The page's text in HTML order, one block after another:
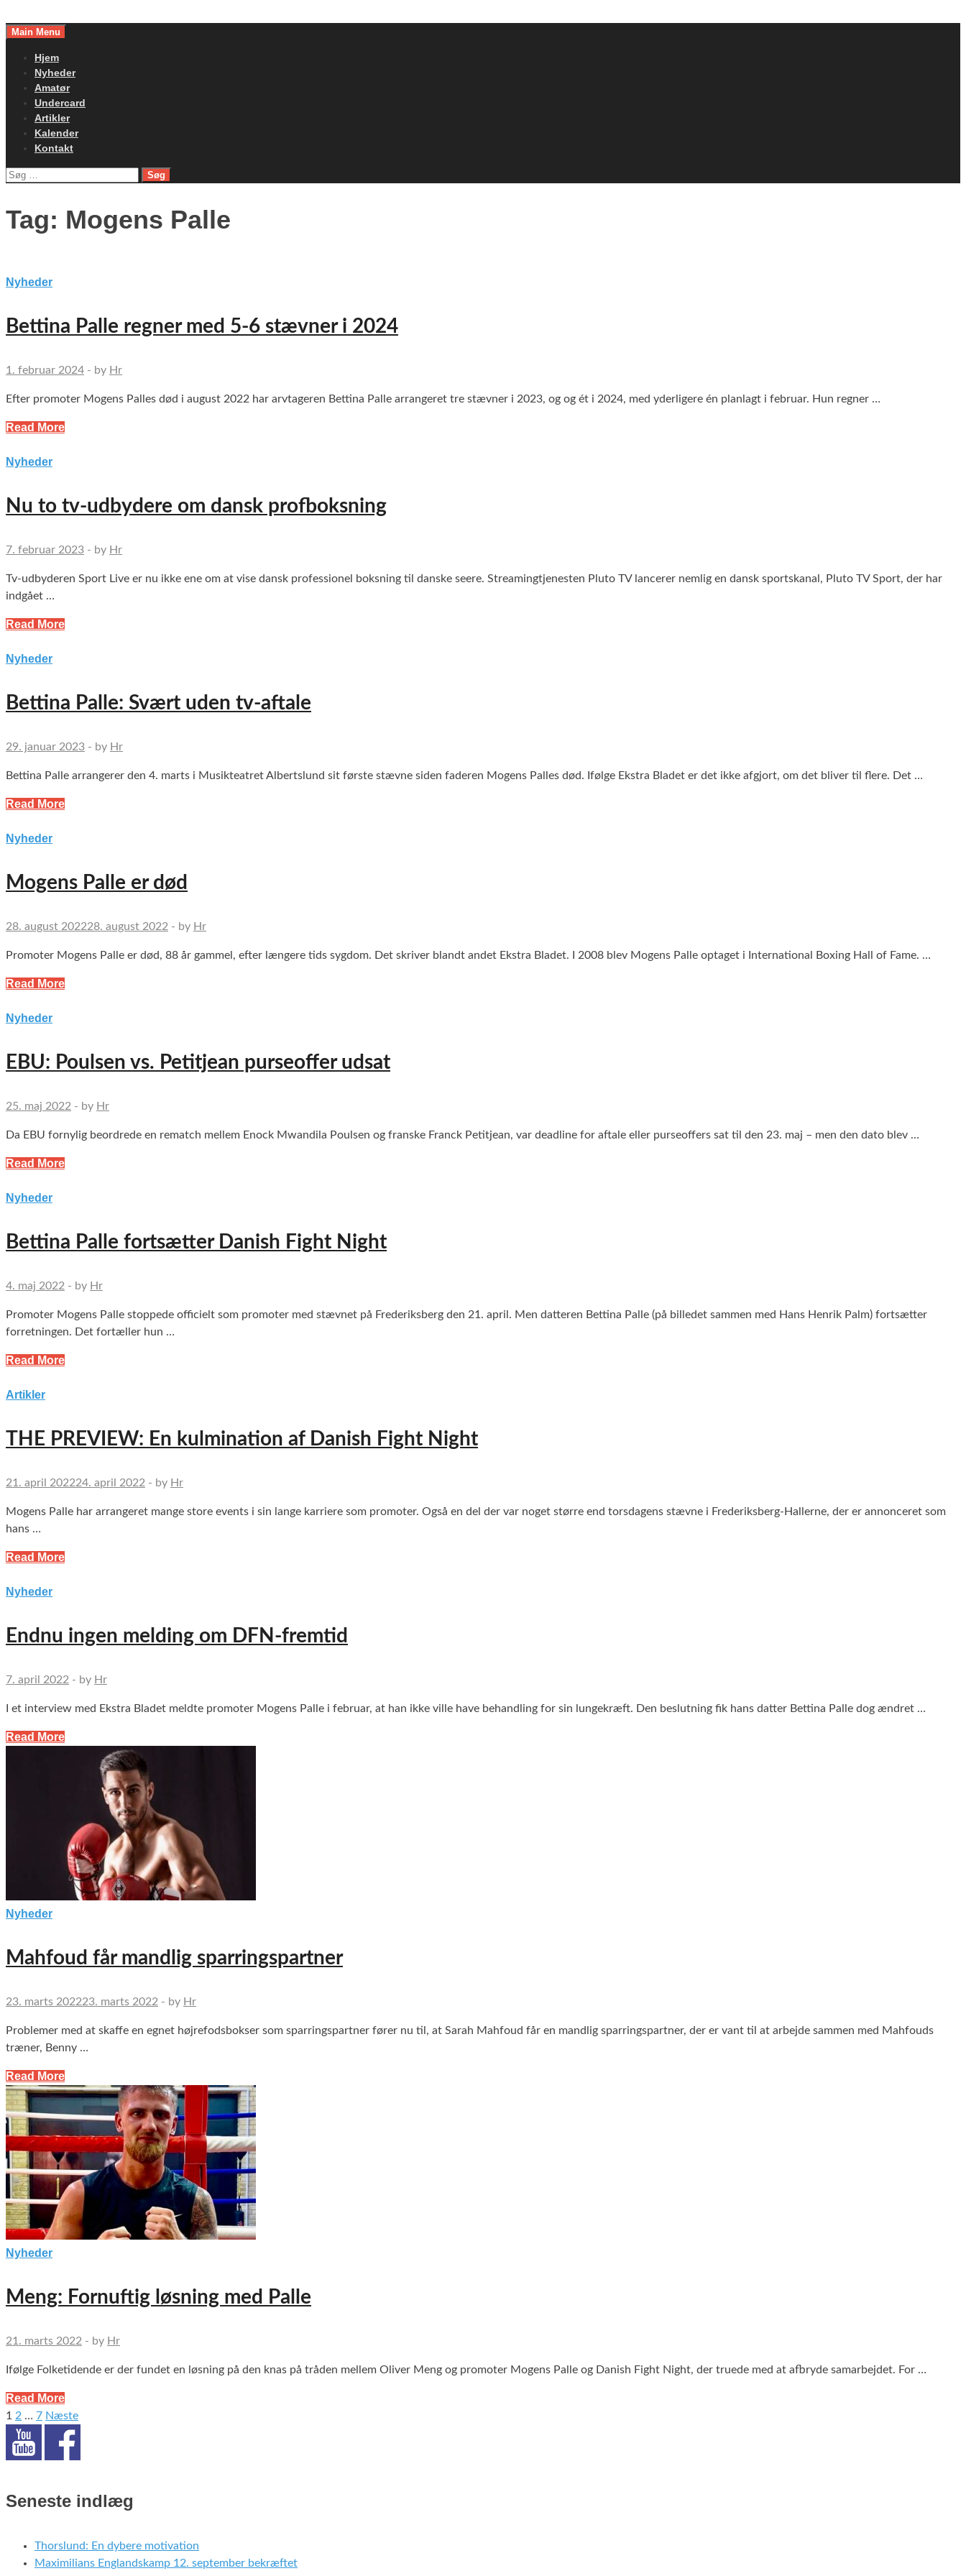
toMain Menu
Hjem
Nyheder
Amatør
Undercard
Artikler
Kalender
Kontakt
Søg
Tag: Mogens Palle
Nyheder
Bettina Palle regner med 5-6 stævner i 2024
1. februar 2024 - by Hr
Efter promoter Mogens Palles død i august 2022 har arvtageren Bettina Palle arrangeret tre stævner i 2023, og og ét i 2024, med yderligere én planlagt i februar. Hun regner …
Read More
Nyheder
Nu to tv-udbydere om dansk profboksning
7. februar 2023 - by Hr
Tv-udbyderen Sport Live er nu ikke ene om at vise dansk professionel boksning til danske seere. Streamingtjenesten Pluto TV lancerer nemlig en dansk sportskanal, Pluto TV Sport, der har
indgået …
Read More
Nyheder
Bettina Palle: Svært uden tv-aftale
29. januar 2023 - by Hr
Bettina Palle arrangerer den 4. marts i Musikteatret Albertslund sit første stævne siden faderen Mogens Palles død. Ifølge Ekstra Bladet er det ikke afgjort, om det bliver til flere. Det …
Read More
Nyheder
Mogens Palle er død
28. august 202228. august 2022 - by Hr
Promoter Mogens Palle er død, 88 år gammel, efter længere tids sygdom. Det skriver blandt andet Ekstra Bladet. I 2008 blev Mogens Palle optaget i International Boxing Hall of Fame. …
Read More
Nyheder
EBU: Poulsen vs. Petitjean purseoffer udsat
25. maj 2022 - by Hr
Da EBU fornylig beordrede en rematch mellem Enock Mwandila Poulsen og franske Franck Petitjean, var deadline for aftale eller purseoffers sat til den 23. maj – men den dato blev …
Read More
Nyheder
Bettina Palle fortsætter Danish Fight Night
4. maj 2022 - by Hr
Promoter Mogens Palle stoppede officielt som promoter med stævnet på Frederiksberg den 21. april. Men datteren Bettina Palle (på billedet sammen med Hans Henrik Palm) fortsætter
forretningen. Det fortæller hun …
Read More
Artikler
THE PREVIEW: En kulmination af Danish Fight Night
21. april 202224. april 2022 - by Hr
Mogens Palle har arrangeret mange store events i sin lange karriere som promoter. Også en del der var noget større end torsdagens stævne i Frederiksberg-Hallerne, der er annonceret som
hans …
Read More
Nyheder
Endnu ingen melding om DFN-fremtid
7. april 2022 - by Hr
I et interview med Ekstra Bladet meldte promoter Mogens Palle i februar, at han ikke ville have behandling for sin lungekræft. Den beslutning fik hans datter Bettina Palle dog ændret …
Read More
Nyheder
Mahfoud får mandlig sparringspartner
23. marts 202223. marts 2022 - by Hr
Problemer med at skaffe en egnet højrefodsbokser som sparringspartner fører nu til, at Sarah Mahfoud får en mandlig sparringspartner, der er vant til at arbejde sammen med Mahfouds
træner, Benny …
Read More
Nyheder
Meng: Fornuftig løsning med Palle
21. marts 2022 - by Hr
Ifølge Folketidende er der fundet en løsning på den knas på tråden mellem Oliver Meng og promoter Mogens Palle og Danish Fight Night, der truede med at afbryde samarbejdet. For …
Read More
Indlægsinddeling
1 2 … 7 Næste
Seneste indlæg
Thorslund: En dybere motivation
Maximilians Englandskamp 12. september bekræftet